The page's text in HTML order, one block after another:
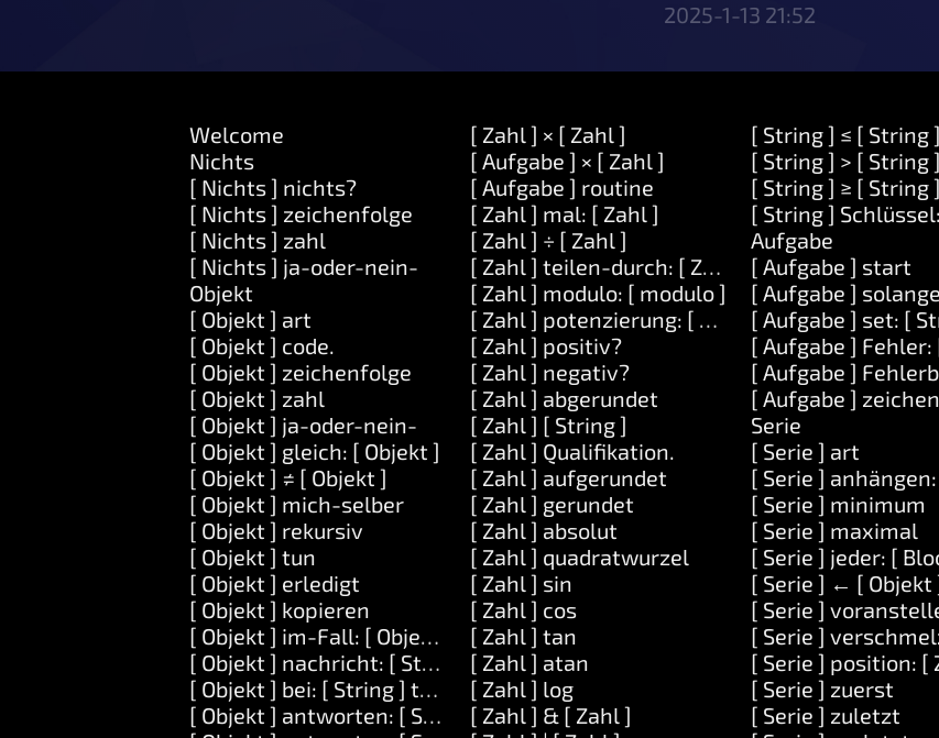
2025-1-13 21:52
Welcome
Nichts
[ Nichts ] nichts?
[ Nichts ] zeichenfolge
[ Nichts ] zahl
[ Nichts ] ja-oder-nein-
Objekt
[ Objekt ] art
[ Objekt ] code.
[ Objekt ] zeichenfolge
[ Objekt ] zahl
[ Objekt ] ja-oder-nein-
[ Objekt ] gleich: [ Objekt ]
[ Objekt ] ≠ [ Objekt ]
[ Objekt ] mich-selber
[ Objekt ] rekursiv
[ Objekt ] tun
[ Objekt ] erledigt
[ Objekt ] kopieren
[ Objekt ] im-Fall: [ Objekt ] tun: [ Aufgabe ]
[ Objekt ] nachricht: [ String ] argumente: [ Serie ]
[ Objekt ] bei: [ String ] tun: [ Aufgabe ]
[ Objekt ] antworten: [ String ]
[ Zahl ] × [ Zahl ]
[ Aufgabe ] × [ Zahl ]
[ Aufgabe ] routine
[ Zahl ] mal: [ Zahl ]
[ Zahl ] ÷ [ Zahl ]
[ Zahl ] teilen-durch: [ Zahl ]
[ Zahl ] modulo: [ modulo ]
[ Zahl ] potenzierung: [ Zahl ]
[ Zahl ] positiv?
[ Zahl ] negativ?
[ Zahl ] abgerundet
[ Zahl ] [ String ]
[ Zahl ] Qualifikation.
[ Zahl ] aufgerundet
[ Zahl ] gerundet
[ Zahl ] absolut
[ Zahl ] quadratwurzel
[ Zahl ] sin
[ Zahl ] cos
[ Zahl ] tan
[ Zahl ] atan
[ Zahl ] log
[ Zahl ] & [ Zahl ]
[ String ] ≤ [ String ]
[ String ] > [ String ]
[ String ] ≥ [ String ]
[ String ] Schlüssel:
Aufgabe
[ Aufgabe ] start
[ Aufgabe ]
[ Aufgabe ] set: [
[ Aufgabe ] Fehler:
[ Aufgabe ]
[ Aufgabe ]
Serie
[ Serie ] art
[ Serie ] anhängen:
[ Serie ] minimum
[ Serie ] maximal
[ Serie ] jeder: [
[ Serie ] ← [ Objekt
[ Serie ]
[ Serie ]
[ Serie ] position: [
[ Serie ] zuerst
[ Serie ] zuletzt